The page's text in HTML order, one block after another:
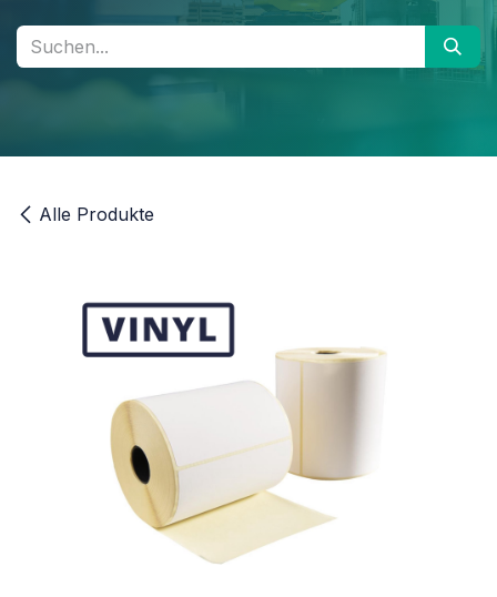
Alle Produkte